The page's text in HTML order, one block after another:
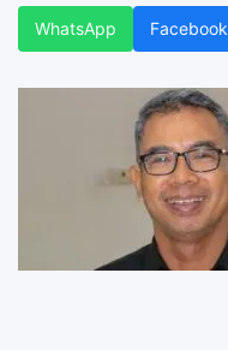
WhatsApp Facebook